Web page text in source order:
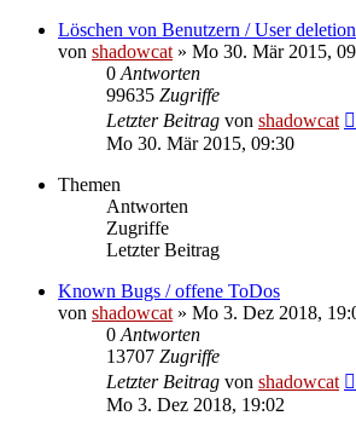
Löschen von Benutzern / User
von shadowcat » Mo 30. Mär 2015,
0 Antworten
99635 Zugriffe
Letzter Beitrag von shadowcat
Mo 30. Mär 2015, 09:30
Themen
Antworten
Zugriffe
Letzter Beitrag
Known Bugs / offene ToDos
von shadowcat » Mo 3. Dez 2018,
0 Antworten
13707 Zugriffe
Letzter Beitrag von shadowcat
Mo 3. Dez 2018, 19:02